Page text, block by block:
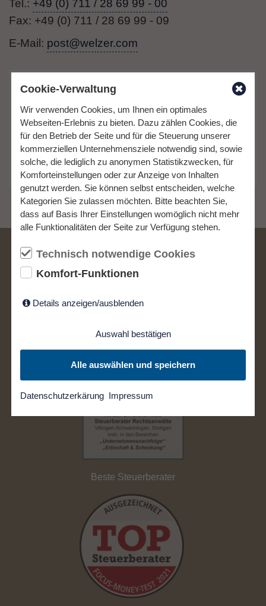
Tel.: +49 (0) 711 / 28 69 99 - 00
Fax: +49 (0) 711 / 28 69 99 - 09
E-Mail: post@welzer.com
Kontaktieren Sie uns zum
ThemaCompliance und Schulungen
Tel.: +49 (0) 77 20 / 99 74 0 - 00
Kontakt aufnehmen
ausgezeichnet:
Beste Steuerberater
Cookie-Verwaltung
Wir verwenden Cookies, um Ihnen ein optimales
Webseiten-Erlebnis zu bieten. Dazu zählen Cookies, die
für den Betrieb der Seite und für die Steuerung unserer
kommerziellen Unternehmensziele notwendig sind, sowie
solche, die lediglich zu anonymen Statistikzwecken, für
Komforteinstellungen oder zur Anzeige von Inhalten
genutzt werden. Sie können selbst entscheiden, welche
Kategorien Sie zulassen möchten. Bitte beachten Sie,
dass auf Basis Ihrer Einstellungen womöglich nicht mehr
alle Funktionalitäten der Seite zur Verfügung stehen.
Technisch notwendige Cookies
Komfort-Funktionen
Details anzeigen/ausblenden
Auswahl bestätigen
Alle auswählen und speichern
Datenschutzerkärung Impressum